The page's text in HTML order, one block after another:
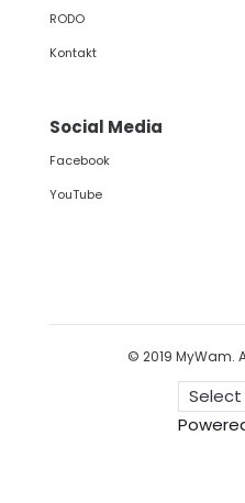
RODO
Kontakt
Social Media
Facebook
YouTube
© 2019 MyWam.